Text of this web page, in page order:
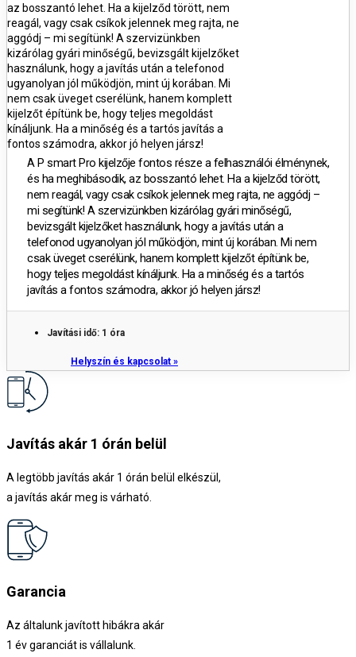
az bosszantó lehet. Ha a kijelződ törött, nem
reagál, vagy csak csíkok jelennek meg rajta, ne
aggódj – mi segítünk! A szervizünkben
kizárólag gyári minőségű, bevizsgált kijelzőket
használunk, hogy a javítás után a telefonod
ugyanolyan jól működjön, mint új korában. Mi
nem csak üveget cserélünk, hanem komplett
kijelzőt építünk be, hogy teljes megoldást
kínáljunk. Ha a minőség és a tartós javítás a
fontos számodra, akkor jó helyen jársz!
AP smart Pro kijelzője fontos része a felhasználói élménynek,
és ha meghibásodik, az bosszantó lehet. Ha a kijelződ törött,
nem reagál, vagy csak csíkok jelennek meg rajta, ne aggódj –
mi segítünk! A szervizünkben kizárólag gyári minőségű,
bevizsgált kijelzőket használunk, hogy a javítás után a
telefonod ugyanolyan jól működjön, mint új korában. Mi nem
csak üveget cserélünk, hanem komplett kijelzőt építünk be,
hogy teljes megoldást kínáljunk. Ha a minőség és a tartós
javítás a fontos számodra, akkor jó helyen jársz!
Javítási idő: 1 óra
Helyszín és kapcsolat »
Javítás akár 1 órán belül
A legtöbb javítás akár 1 órán belül elkészül,
a javítás akár meg is várható.
Garancia
Az általunk javított hibákra akár
1 év garanciát is vállalunk.